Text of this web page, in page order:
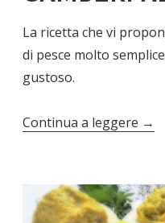
La ricetta che vi
di pesce molto
gustoso.
Continua a leggere →